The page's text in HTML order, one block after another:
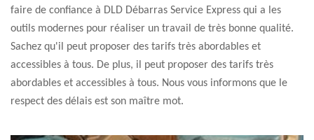
faire de confiance à DLD Débarras Service Express qui a les
outils modernes pour réaliser un travail de très bonne qualité.
Sachez qu'il peut proposer des tarifs très abordables et
accessibles à tous. De plus, il peut proposer des tarifs très
abordables et accessibles à tous. Nous vous informons que le
respect des délais est son maître mot.